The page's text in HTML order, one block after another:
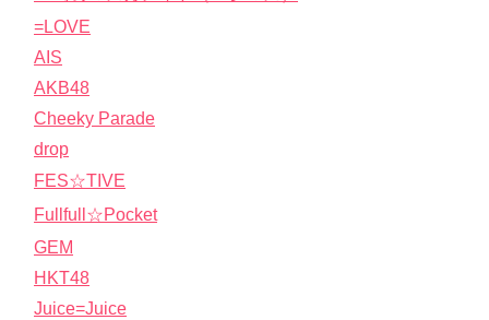
=LOVE
AIS
AKB48
Cheeky Parade
drop
FES☆TIVE
Fullfull☆Pocket
GEM
HKT48
Juice=Juice